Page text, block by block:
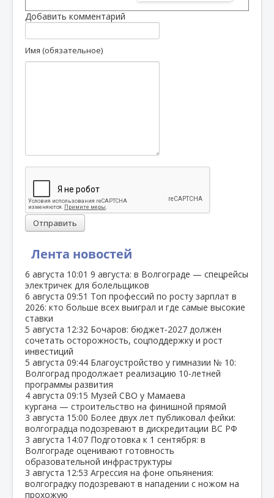
Лента новостей
6 августа 10:01 9 августа: в Волгограде — спецрейсы
электричек для болельщиков
6 августа 09:51 Топ профессий по росту зарплат в
2026: кто больше всех выиграл и где самые высокие
ставки
5 августа 12:32 Бочаров: бюджет‑2027 должен
сочетать осторожность, соцподдержку и рост
инвестиций
5 августа 09:44 Благоустройство у гимназии № 10:
Волгоград продолжает реализацию 10‑летней
программы развития
4 августа 09:15 Музей СВО у Мамаева
кургана — строительство на финишной прямой
3 августа 15:00 Более двух лет публиковал фейки:
волгоградца подозревают в дискредитации ВС РФ
3 августа 14:07 Подготовка к 1 сентября: в
Волгограде оценивают готовность
образовательной инфраструктуры
3 августа 12:53 Агрессия на фоне опьянения:
волгоградку подозревают в нападении с ножом на
прохожую
Добавить комментарий
Имя (обязательное)
Отправить